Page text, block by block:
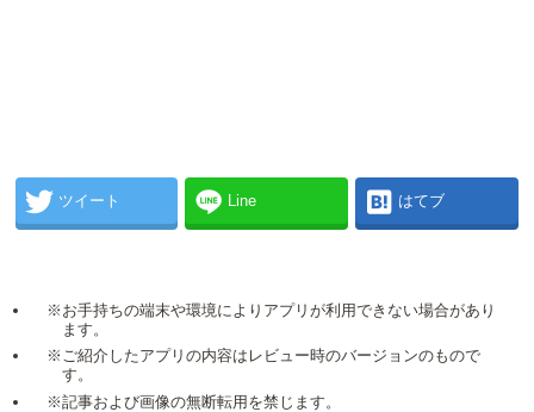
ツイート Line はてブ
※お手持ちの端末や環境によりアプリが利用できない場合があり
ます。
※ご紹介したアプリの内容はレビュー時のバージョンのもので
す。
※記事および画像の無断転用を禁じます。